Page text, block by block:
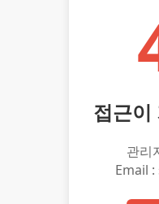
접근이
관리
Email